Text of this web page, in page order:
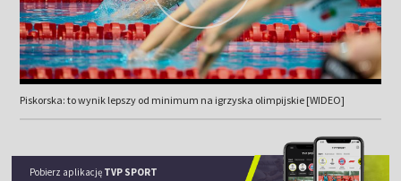
Piskorska: to wynik lepszy od minimum na igrzyska olimpijskie [WIDEO]
Pobierz aplikację TVP SPORT